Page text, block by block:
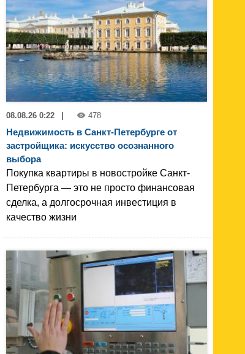
08.08.26 0:22 478
Недвижимость в Санкт-Петербурге от
застройщика: искусство осознанного
выбора
Покупка квартиры в новостройке Санкт-
Петербурга — это не просто финансовая
сделка, а долгосрочная инвестиция в
качество жизни